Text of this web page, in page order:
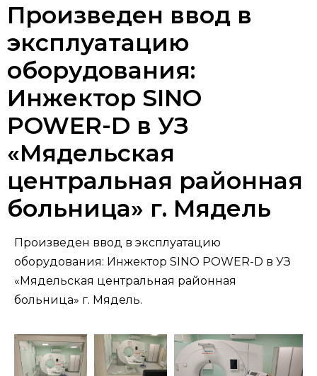
Произведен ввод в
эксплуатацию
оборудования:
Инжектор SINO
POWER-D в УЗ
«Мядельская
центральная районная
больница» г. Мядель
Произведен ввод в эксплуатацию
оборудования: Инжектор SINO POWER-D в УЗ
«Мядельская центральная районная
больница» г. Мядель.